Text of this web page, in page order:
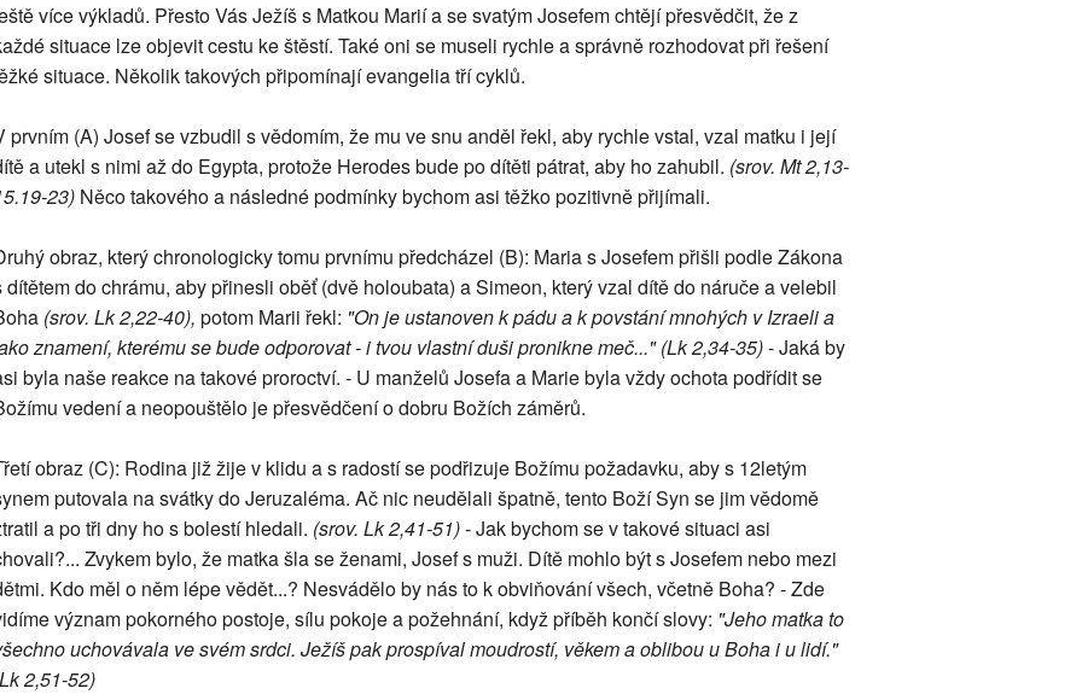
více výkladů. Přesto Vás Ježíš s Matkou Marií a se svatým Josefem chtějí přesvědčit, že z
situace lze objevit cestu ke štěstí. Také oni se museli rychle a správně rozhodovat při řešení
situace. Několik takových připomínají evangelia tří cyklů.
prvním (A) Josef se vzbudil s vědomím, že mu ve snu anděl řekl, aby rychle vstal, vzal matku i její
a utekl s nimi až do Egypta, protože Herodes bude po dítěti pátrat, aby ho zahubil. (srov. Mt 2,13-
23)Něco takového a následné podmínky bychom asi těžko pozitivně přijímali.
obraz, který chronologicky tomu prvnímu předcházel (B): Maria s Josefem přišli podle Zákona
dítětem do chrámu, aby přinesli oběť (dvě holoubata) a Simeon, který vzal dítě do náruče a velebil
(srov. Lk 2,22-40), potom Marii řekl: "On je ustanoven k pádu a k povstání mnohých v Izraeli a
znamení, kterému se bude odporovat - i tvou vlastní duši pronikne meč..." (Lk 2,34-35)- Jaká by
byla naše reakce na takové proroctví. - U manželů Josefa a Marie byla vždy ochota podřídit se
vedení a neopouštělo je přesvědčení o dobru Božích záměrů.
obraz (C): Rodina již žije v klidu a s radostí se podřizuje Božímu požadavku, aby s 12letým
putovala na svátky do Jeruzaléma. Ač nic neudělali špatně, tento Boží Syn se jim vědomě
a po tři dny ho s bolestí hledali. (srov. Lk 2,41-51)- Jak bychom se v takové situaci asi
Zvykem bylo, že matka šla se ženami, Josef s muži. Dítě mohlo být s Josefem nebo mezi
Kdo měl o něm lépe vědět...? Nesvádělo by nás to k obviňování všech, včetně Boha? - Zde
význam pokorného postoje, sílu pokoje a požehnání, když příběh končí slovy: "Jeho matka to
uchovávala ve svém srdci. Ježíš pak prospíval moudrostí, věkem a oblibou u Boha i u lidí."
2,51-52)